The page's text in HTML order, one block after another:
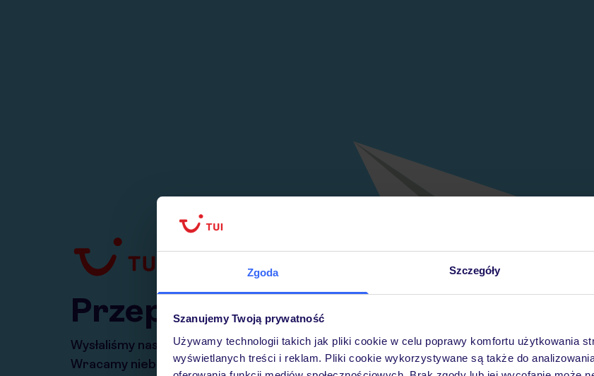
Zgoda Szczegóły
Szanujemy Twoją prywatność
Używamy technologii takich jak pliki cookie w celu poprawy komfortu użytkowania
wyświetlanych treści i reklam. Pliki cookie wykorzystywane są także do
Przepraszamy
Wysłaliśmy nasz serwis na krótkie wakacje.
Wracamy niebawem!